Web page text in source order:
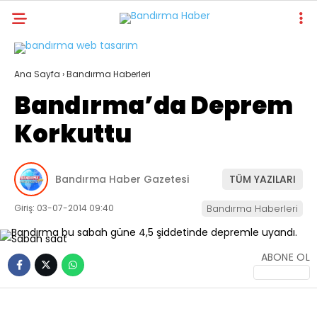
Ana Sayfa ›Bandırma Haberleri
Bandırma’da Deprem
Korkuttu
Bandırma Haber Gazetesi TÜM YAZILARI
Giriş: 03-07-2014 09:40 Bandırma Haberleri
ABONE OL